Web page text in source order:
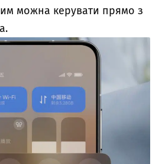
можна керувати прямо з